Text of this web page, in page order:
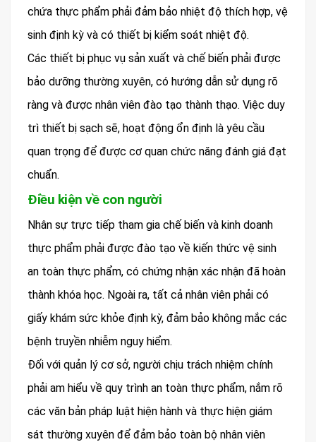
chứa thực phẩm phải đảm bảo nhiệt độ thích hợp, vệ
sinh định kỳ và có thiết bị kiểm soát nhiệt độ.
Các thiết bị phục vụ sản xuất và chế biến phải được
bảo dưỡng thường xuyên, có hướng dẫn sử dụng rõ
ràng và được nhân viên đào tạo thành thạo. Việc duy
trì thiết bị sạch sẽ, hoạt động ổn định là yêu cầu
quan trọng để được cơ quan chức năng đánh giá đạt
chuẩn.
Điều kiện về con người
Nhân sự trực tiếp tham gia chế biến và kinh doanh
thực phẩm phải được đào tạo về kiến thức vệ sinh
an toàn thực phẩm, có chứng nhận xác nhận đã hoàn
thành khóa học. Ngoài ra, tất cả nhân viên phải có
giấy khám sức khỏe định kỳ, đảm bảo không mắc các
bệnh truyền nhiễm nguy hiểm.
Đối với quản lý cơ sở, người chịu trách nhiệm chính
phải am hiểu về quy trình an toàn thực phẩm, nắm rõ
các văn bản pháp luật hiện hành và thực hiện giám
sát thường xuyên để đảm bảo toàn bộ nhân viên